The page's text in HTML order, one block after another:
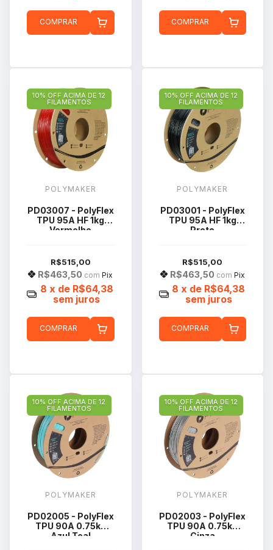
COMPRAR COMPRAR
10% OFF ACIMA DE 12
FILAMENTOS
POLYMAKER
PD03007 - PolyFlex
TPU 95A HF 1kg
Vermelho
R$515,00
R$463,50 com Pix
8 x de R$64,38
sem juros
COMPRAR
10% OFF ACIMA DE 12
FILAMENTOS
POLYMAKER
PD03001 - PolyFlex
TPU 95A HF 1kg
Preto
R$515,00
R$463,50 com Pix
8 x de R$64,38
sem juros
COMPRAR
10% OFF ACIMA DE 12
FILAMENTOS
POLYMAKER
PD02005 - PolyFlex
TPU 90A 0.75kg
Azul Teal
10% OFF ACIMA DE 12
FILAMENTOS
POLYMAKER
PD02003 - PolyFlex
TPU 90A 0.75kg
Cinza